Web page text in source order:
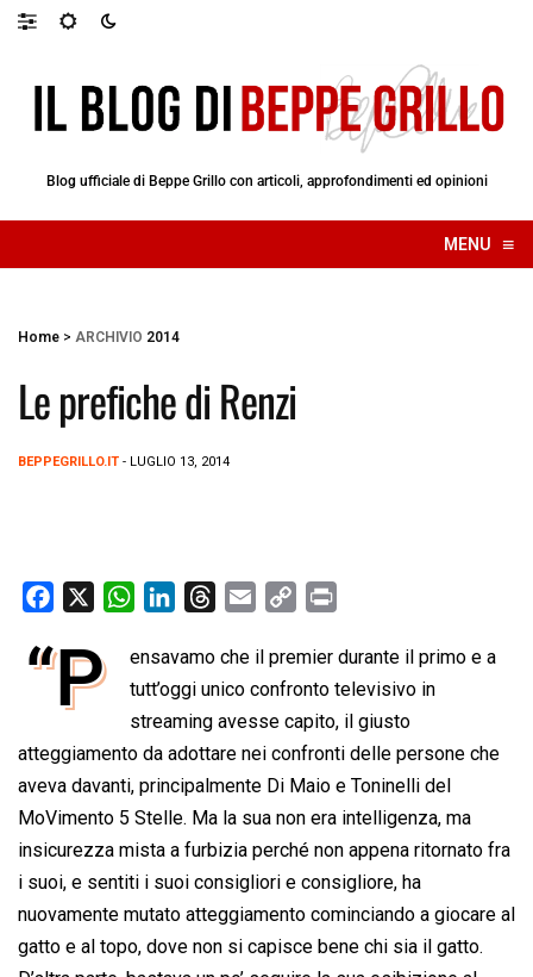
Blog ufficiale di Beppe Grillo con articoli, approfondimenti ed opinioni
MENU ≡
☰
Home > ARCHIVIO 2014
Le prefiche di Renzi
BEPPEGRILLO.IT - LUGLIO 13, 2014
c
o
o
k
W
a
t
s
A
p
p
n
k
e
d
I
n
r
e
a
d
s
a
i
l
p
y
L
i
n
k
i
n
t
“P
ensavamo che il premier durante il primo e a
tutt’oggi unico confronto televisivo in
streaming avesse capito, il giusto
atteggiamento da adottare nei confronti delle persone che
aveva davanti, principalmente Di Maio e Toninelli del
MoVimento 5 Stelle. Ma la sua non era intelligenza, ma
insicurezza mista a furbizia perché non appena ritornato fra
i suoi, e sentiti i suoi consigliori e consigliore, ha
nuovamente mutato atteggiamento cominciando a giocare al
gatto e al topo, dove non si capisce bene chi sia il gatto.